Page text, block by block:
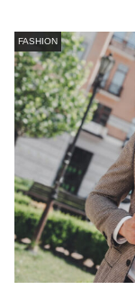
FASHION